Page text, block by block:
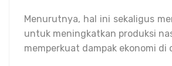
Menurutnya, hal ini sekaligus
untuk meningkatkan produksi
memperkuat dampak ekonomi di